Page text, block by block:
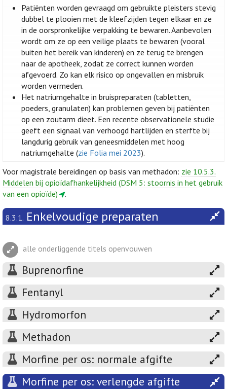
Patiënten worden gevraagd om gebruikte pleisters stevig
dubbel te plooien met de kleefzijden tegen elkaar en ze
in de oorspronkelijke verpakking te bewaren. Aanbevolen
wordt om ze op een veilige plaats te bewaren (vooral
buiten het bereik van kinderen) en ze terug te brengen
naar de apotheek, zodat ze correct kunnen worden
afgevoerd. Zo kan elk risico op ongevallen en misbruik
worden vermeden.
Het natriumgehalte in bruispreparaten (tabletten,
poeders, granulaten) kan problemen geven bij patiënten
op een zoutarm dieet. Een recente observationele studie
geeft een signaal van verhoogd hartlijden en sterfte bij
langdurig gebruik van geneesmiddelen met hoog
natriumgehalte (zie Folia mei 2023).
Voor magistrale bereidingen op basis van methadon: zie 10.5.3.
Middelen bij opioïdafhankelijkheid (DSM 5: stoornis in het gebruik
van een opioïde)
.
8.3.1. Enkelvoudige preparaten
alle onderliggende titels openvouwen
Buprenorfine
Fentanyl
Hydromorfon
Methadon
Morfine per os: normale afgifte
Morfine per os: verlengde afgifte